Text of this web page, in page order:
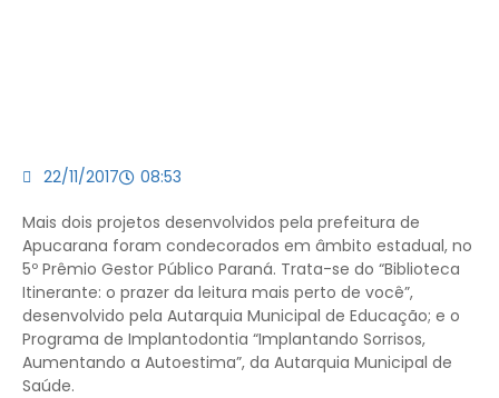
22/11/2017 08:53
Mais dois projetos desenvolvidos pela prefeitura de
Apucarana foram condecorados em âmbito estadual, no
5º Prêmio Gestor Público Paraná. Trata-se do “Biblioteca
Itinerante: o prazer da leitura mais perto de você”,
desenvolvido pela Autarquia Municipal de Educação; e o
Programa de Implantodontia “Implantando Sorrisos,
Aumentando a Autoestima”, da Autarquia Municipal de
Saúde.